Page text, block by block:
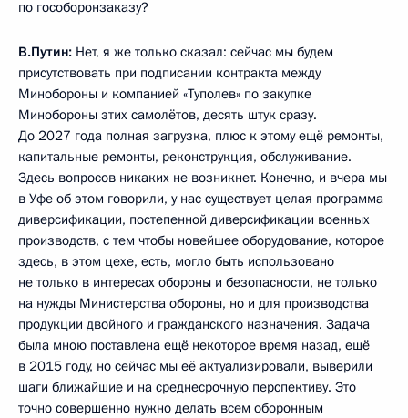
по гособоронзаказу?
В.Путин: Нет, я же только сказал: сейчас мы будем
присутствовать при подписании контракта между
Минобороны и компанией «Туполев» по закупке
Минобороны этих самолётов, десять штук сразу.
До 2027 года полная загрузка, плюс к этому ещё ремонты,
капитальные ремонты, реконструкция, обслуживание.
Здесь вопросов никаких не возникнет. Конечно, и вчера мы
в Уфе об этом говорили, у нас существует целая программа
диверсификации, постепенной диверсификации военных
производств, с тем чтобы новейшее оборудование, которое
здесь, в этом цехе, есть, могло быть использовано
не только в интересах обороны и безопасности, не только
на нужды Министерства обороны, но и для производства
продукции двойного и гражданского назначения. Задача
была мною поставлена ещё некоторое время назад, ещё
в 2015 году, но сейчас мы её актуализировали, выверили
шаги ближайшие и на среднесрочную перспективу. Это
точно совершенно нужно делать всем оборонным